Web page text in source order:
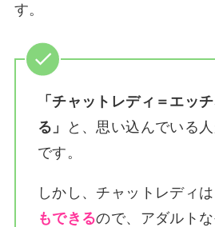
す。
「チャットレディ＝エッ
る」
と、思い込んでいる
です。
しかし、チャットレディは
もできるので、アダルト